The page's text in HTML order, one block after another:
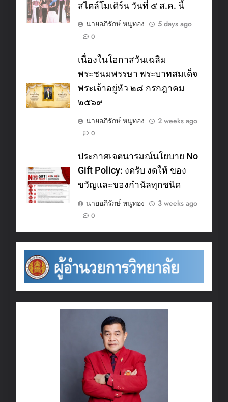
สไตล์โมเดิร์น วันที่ ๕ ส.ค. นี้
นายอภิรักษ์ หนูทอง
5 days ago
0
เนื่องในโอกาสวันเฉลิม
พระชนมพรรษา พระบาทสมเด็จ
พระเจ้าอยู่หัว ๒๘ กรกฎาคม
๒๕๖๙
นายอภิรักษ์ หนูทอง
2 weeks ago
0
ประกาศเจตนารมณ์นโยบาย No
Gift Policy: งดรับ งดให้ ของ
ขวัญและของกำนัลทุกชนิด
นายอภิรักษ์ หนูทอง
3 weeks ago
0